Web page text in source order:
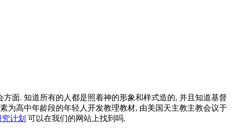
方面. 知道所有的人都是照着神的形象和样式造的, 并且知道基督
为高中年龄段的年轻人开发教理教材, 由美国天主教主教会议于
究计划 可以在我们的网站上找到吗.